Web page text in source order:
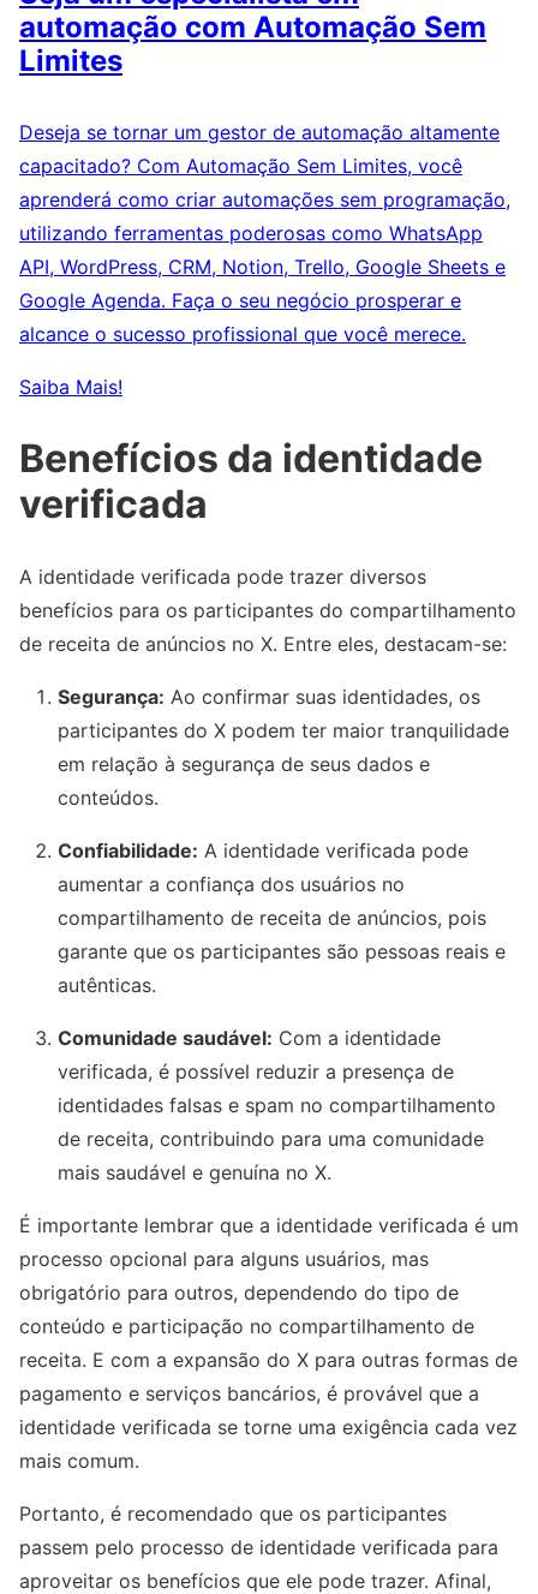
automação com Automação Sem
Limites
Deseja se tornar um gestor de automação altamente
capacitado? Com Automação Sem Limites, você
aprenderá como criar automações sem programação,
utilizando ferramentas poderosas como WhatsApp
API, WordPress, CRM, Notion, Trello, Google Sheets e
Google Agenda. Faça o seu negócio prosperar e
alcance o sucesso profissional que você merece.
Saiba Mais!
Benefícios da identidade
verificada
A identidade verificada pode trazer diversos
benefícios para os participantes do compartilhamento
de receita de anúncios no X. Entre eles, destacam-se:
Segurança: Ao confirmar suas identidades, os
participantes do X podem ter maior tranquilidade
em relação à segurança de seus dados e
conteúdos.
Confiabilidade: A identidade verificada pode
aumentar a confiança dos usuários no
compartilhamento de receita de anúncios, pois
garante que os participantes são pessoas reais e
autênticas.
Comunidade saudável: Com a identidade
verificada, é possível reduzir a presença de
identidades falsas e spam no compartilhamento
de receita, contribuindo para uma comunidade
mais saudável e genuína no X.
É importante lembrar que a identidade verificada é um
processo opcional para alguns usuários, mas
obrigatório para outros, dependendo do tipo de
conteúdo e participação no compartilhamento de
receita. E com a expansão do X para outras formas de
pagamento e serviços bancários, é provável que a
identidade verificada se torne uma exigência cada vez
mais comum.
Portanto, é recomendado que os participantes
passem pelo processo de identidade verificada para
aproveitar os benefícios que ele pode trazer. Afinal,